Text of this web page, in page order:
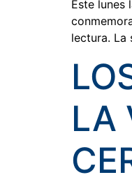
Este lunes
lectura. La
LA